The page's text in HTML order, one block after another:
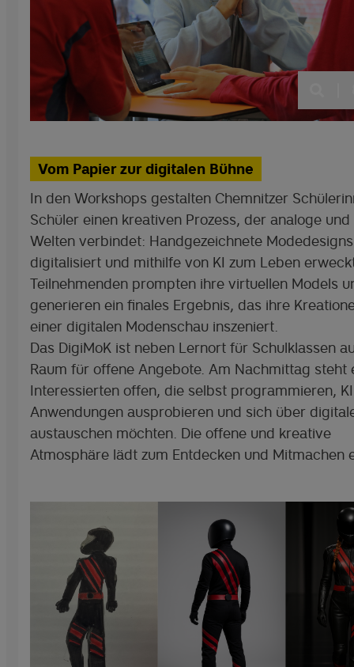
Vom Papier zur digitalen Bühne
In den Workshops gestalten Chemnitzer
Schüler einen kreativen Prozess, der analoge
Welten verbindet: Handgezeichnete
digitalisiert und mithilfe von KI zum Leben
Teilnehmenden prompten ihre virtuellen Models
generieren ein finales Ergebnis, das ihre
einer digitalen Modenschau inszeniert.
Das DigiMoK ist neben Lernort für Schulklassen
Raum für offene Angebote. Am Nachmittag steht
Interessierten offen, die selbst programmieren,
Anwendungen ausprobieren und sich über
austauschen möchten. Die offene und kreative
Atmosphäre lädt zum Entdecken und Mitmachen